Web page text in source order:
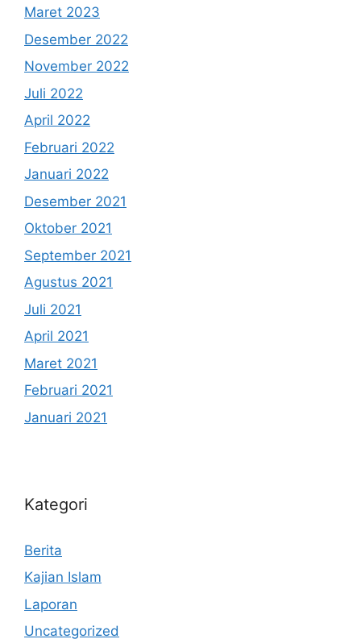
Maret 2023
Desember 2022
November 2022
Juli 2022
April 2022
Februari 2022
Januari 2022
Desember 2021
Oktober 2021
September 2021
Agustus 2021
Juli 2021
April 2021
Maret 2021
Februari 2021
Januari 2021
Kategori
Berita
Kajian Islam
Laporan
Uncategorized